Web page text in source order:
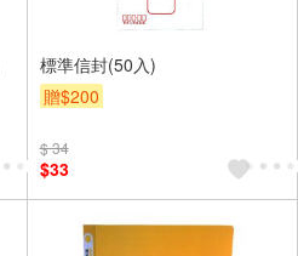
標準信封(50入)
贈$200
$ 34
$33